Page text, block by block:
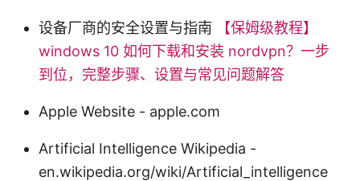
设备厂商的安全设置与指南
【保姆级教程】
windows 10 如何下载和安装 nordvpn？一步
到位，完整步骤、设置与常见问题解答
Apple Website - apple.com
Artificial Intelligence Wikipedia -
en.wikipedia.org/wiki/Artificial_intelligence